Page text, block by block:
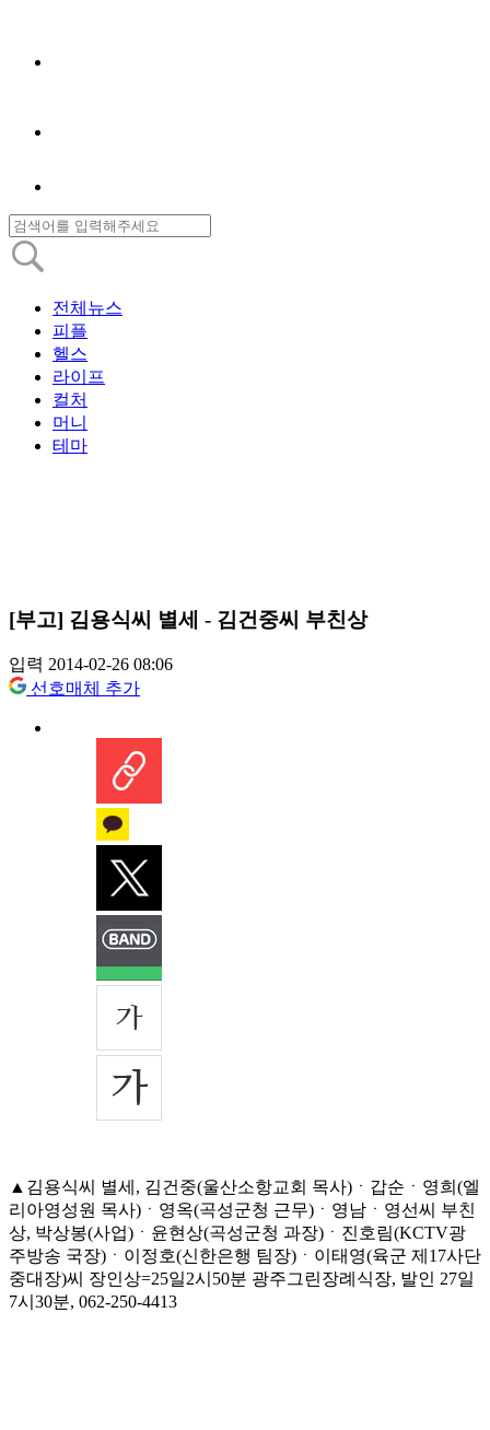
전체뉴스
피플
헬스
라이프
컬처
머니
테마
[부고] 김용식씨 별세 - 김건중씨 부친상
입력 2014-02-26 08:06
선호매체 추가
▲김용식씨 별세, 김건중(울산소항교회 목사)ㆍ갑순ㆍ영희(엘
리아영성원 목사)ㆍ영옥(곡성군청 근무)ㆍ영남ㆍ영선씨 부친
상, 박상봉(사업)ㆍ윤현상(곡성군청 과장)ㆍ진호림(KCTV광
주방송 국장)ㆍ이정호(신한은행 팀장)ㆍ이태영(육군 제17사단
중대장)씨 장인상=25일2시50분 광주그린장례식장, 발인 27일
7시30분, 062-250-4413